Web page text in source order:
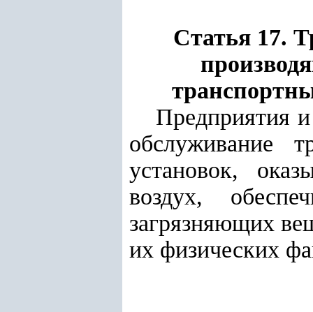
Статья 17.
Предприятия
обслуживание
установок,
воздух,
загрязняющих
их физических